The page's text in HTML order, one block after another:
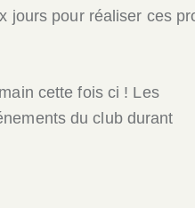
jours pour réaliser ces
cette fois ci ! Les
du club durant